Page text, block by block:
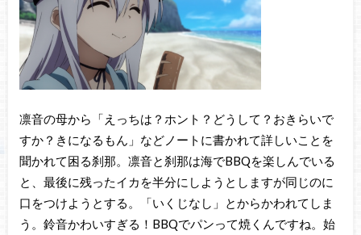
凛音の母から「えっちは？ホント？どうして？おきらいで
すか？きになるもん」などノートに書かれて詳しいことを
聞かれて困る刹那。凛音と刹那は海でBBQを楽しんでいる
と、最後に残ったイカを半分にしようとしますが同じのに
口をつけようとする。「いくじなし」とからかわれてしま
う。鈴音かわいすぎる！BBQでパンって焼くんですね。始